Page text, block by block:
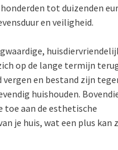
tot duizenden
en veiligheid.
op de lange termijn
en bestand zijn
huishouden.
toe aan de esthetische
je huis, wat een plus kan